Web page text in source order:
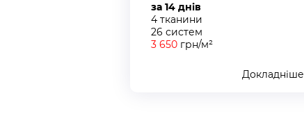
за 14 днів
4 тканини
26 систем
3 650 грн/м²
Докладніше